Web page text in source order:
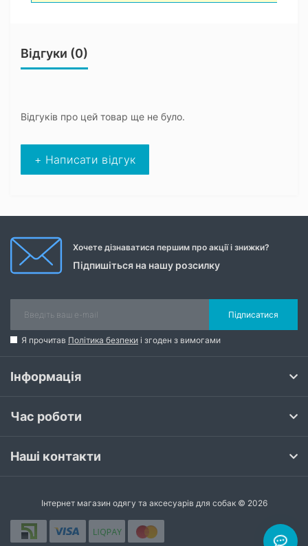
Відгуки (0)
Відгуків про цей товар ще не було.
+ Написати відгук
Хочете дізнаватися першим про акції і знижки?
Підпишіться на нашу розсилку
Підписатися
Я прочитав Політика безпеки і згоден з вимогами
Інформація
Час роботи
Наші контакти
Інтернет магазин одягу та аксесуарів для собак © 2026